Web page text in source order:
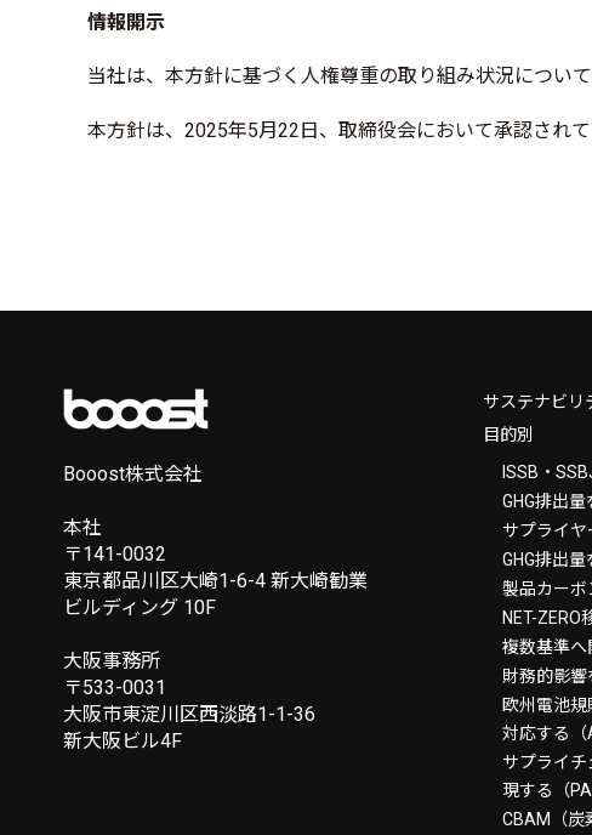
情報開示
当社は、本方針に基づく人権尊重の取り組み状況につい
本方針は、2025年5月22日、取締役会において承認されて
Booost株式会社
本社
〒141-0032
東京都品川区大崎1-6-4 新大崎勧業
ビルディング 10F
大阪事務所
〒533-0031
大阪市東淀川区西淡路1-1-36
新大阪ビル4F
サステナビリ
目的別
ISSB・
GHG排出
サプライヤ
GHG排出
製品カー
NET-ZERO
複数基準へ
財務的影響
欧州電池規
対応する（
サプライ
現する（
CBAM（炭